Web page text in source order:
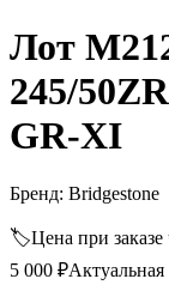
Лот
245/
GR-XI
Бренд: Bridgestone
🏷️Цена при заказе
5 000 ₽Актуальная